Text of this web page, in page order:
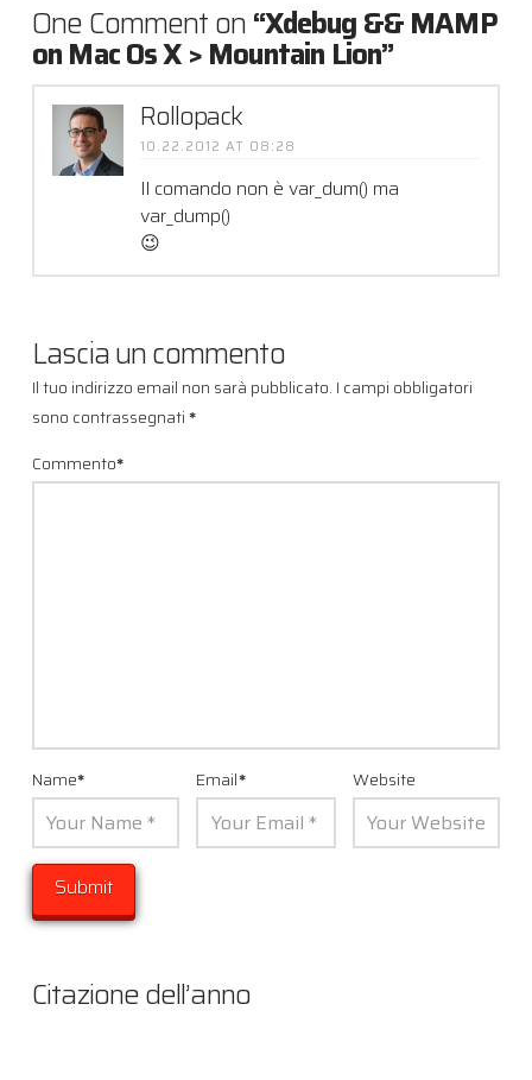
One Comment on“Xdebug && MAMP
on Mac Os X > Mountain Lion”
Rollopack
10.22.2012 AT 08:28
Il comando non è var_dum() ma
var_dump()
😉
Lascia un commento
Il tuo indirizzo email non sarà pubblicato. I campi obbligatori
sono contrassegnati*
Commento*
Name* Email* Website
Citazione dell’anno